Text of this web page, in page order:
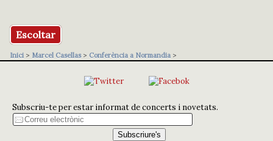
Escoltar
Inici > Marcel Casellas> Conferència a Normandia >
Subscriu-te per estar informat de concerts i novetats.